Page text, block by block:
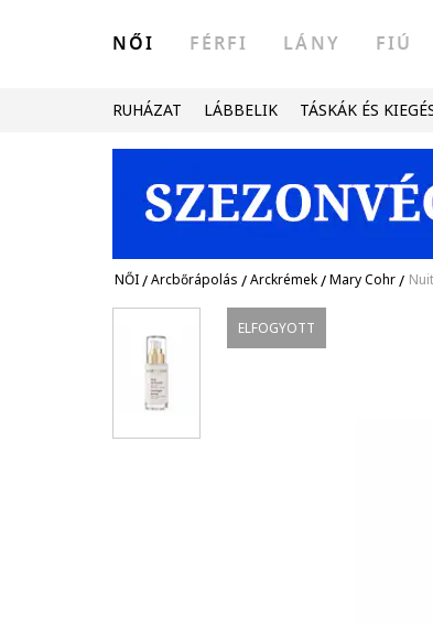
NŐI FÉRFI LÁNY FIÚ
RUHÁZAT LÁBBELIK TÁSKÁK ÉS
NŐI/Arcbőrápolás /Arckrémek/Mary Cohr/
ELFOGYOTT